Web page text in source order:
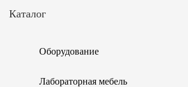
Каталог
Оборудование
Лабораторная мебель